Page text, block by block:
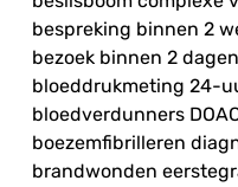
bespreking binnen 2
bezoek binnen 2
bloeddrukmeting 24-
bloedverdunners
boezemfibrilleren
brandwonden